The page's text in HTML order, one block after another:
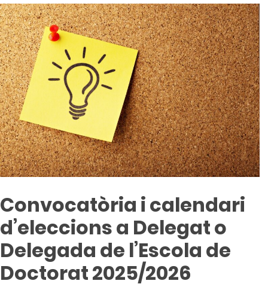
Convocatòria i calendari
d’eleccions a Delegat o
Delegada de l’Escola de
Doctorat 2025/2026